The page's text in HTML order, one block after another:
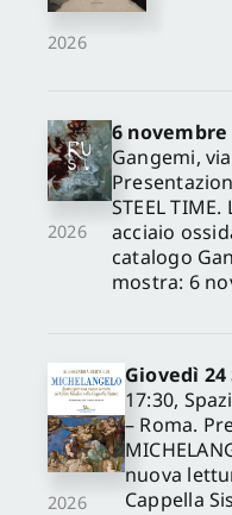
2026
2026
6 novembre
Gangemi,
STEEL
acciaio
catalogo
mostra: 6
2026
Giovedì
17:30,
– Roma.
nuova
Cappella